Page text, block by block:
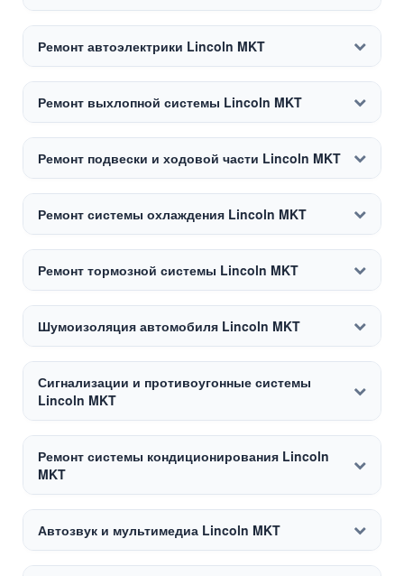
Ремонт автоэлектрики Lincoln MKT
Ремонт выхлопной системы Lincoln MKT
Ремонт подвески и ходовой части Lincoln MKT
Ремонт системы охлаждения Lincoln MKT
Ремонт тормозной системы Lincoln MKT
Шумоизоляция автомобиля Lincoln MKT
Сигнализации и противоугонные системы
Lincoln MKT
Ремонт системы кондиционирования Lincoln
MKT
Автозвук и мультимедиа Lincoln MKT